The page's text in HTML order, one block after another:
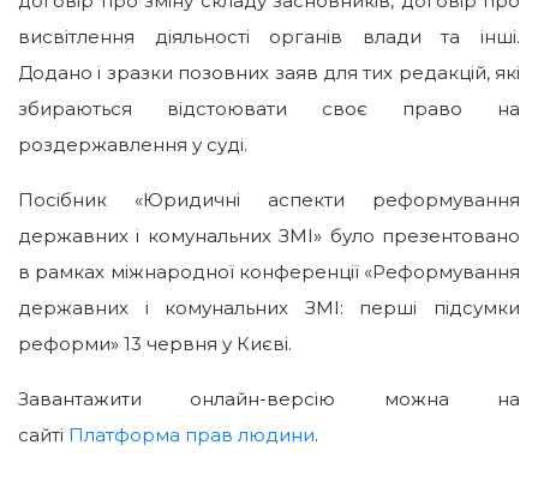
висвітлення діяльності органів влади та інші.
Додано і зразки позовних заяв для тих редакцій, які
збираються відстоювати своє право на
роздержавлення у суді.
Посібник «Юридичні аспекти реформування
державних і комунальних ЗМІ» було презентовано
в рамках міжнародної конференції «Реформування
державних і комунальних ЗМІ: перші підсумки
реформи» 13 червня у Києві.
Завантажити онлайн-версію можна на
сайті Платформа прав людини.